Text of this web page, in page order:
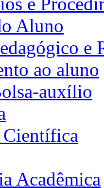
Aluno
e
ao aluno
auxílio
Acadêmica